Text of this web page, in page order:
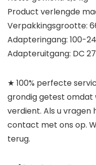
Product verlengde
Verpakkingsgrootte:
Adapteringang: 100-
Adapteruitgang: DC
★ 100% perfecte
grondig getest omdat
verdient. Als u vragen
contact met ons op.
terug.